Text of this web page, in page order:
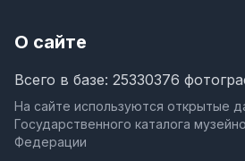
О сайте
Всего в базе: 25330376
На сайте используются открытые
Государственного каталога
Федерации